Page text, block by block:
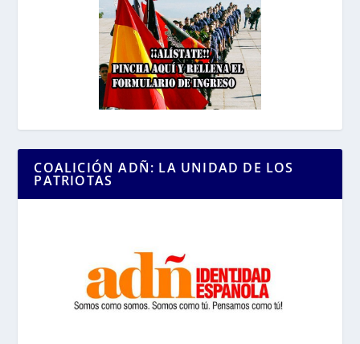
COALICIÓN ADÑ: LA UNIDAD DE LOS
PATRIOTAS